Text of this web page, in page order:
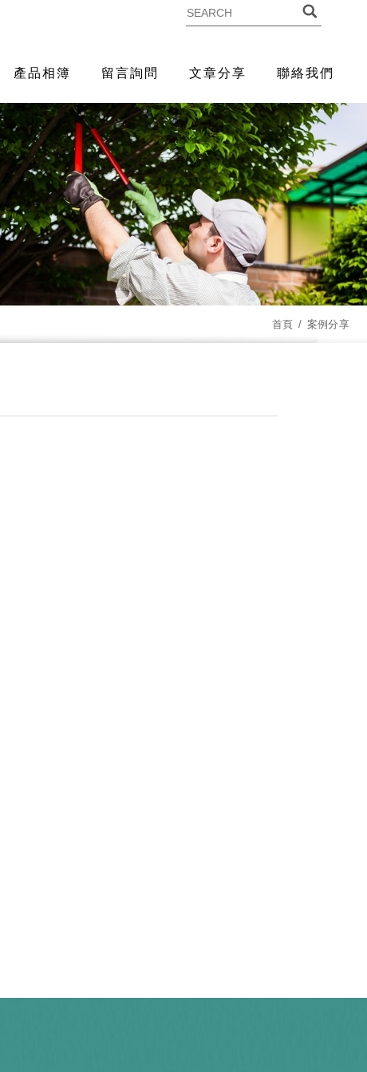
產品相簿 留言詢問 文章分享 聯絡我們
首頁 案例分享